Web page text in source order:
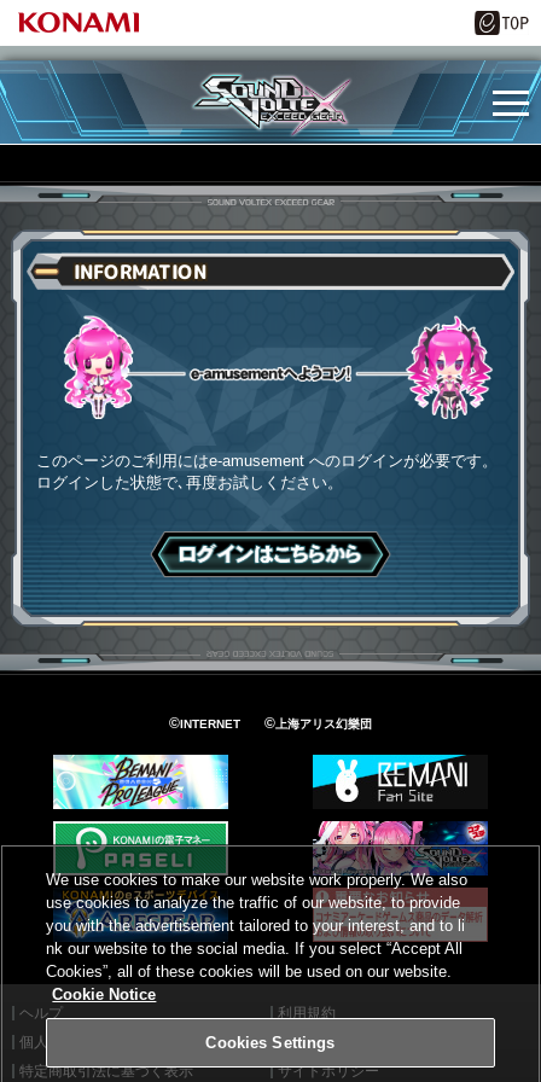
INFORMATION
このページのご利用にはe-amusement へのログインが必要です。
ログインした状態で､再度お試しください。
ログインはこちら
©INTERNET ©上海アリス幻樂団
ヘルプ
利用規約
個人情報等保護方針
外部送信について
特定商取引法に基づく表示
サイトポリシー
We use cookies to make our website work properly. We also
use cookies to analyze the traffic of our website, to provide
you with the advertisement tailored to your interest, and to li
nk our website to the social media. If you select “Accept All
Cookies”, all of these cookies will be used on our website.
Cookie Notice
Cookies Settings